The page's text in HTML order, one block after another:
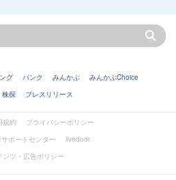
グ バンク みんかぶ
みんかぶChoice
株探 プレスリリース
規約
プライバシーポリシー
ポートセンター
livedoor
ンツ・広告ポリシー